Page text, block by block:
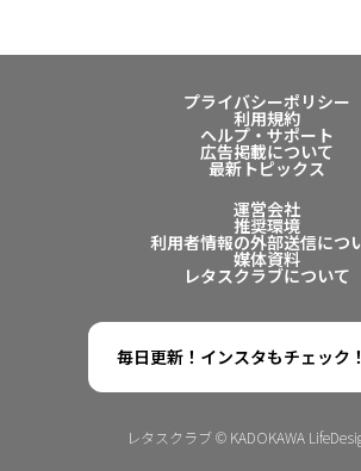
プライバシーポリシー
利用規約
ヘルプ・サポート
広告掲載について
最新トピックス
運営会社
推奨環境
利用者情報の外部送信につ
媒体資料
レタスクラブについて
毎日更新！インスタもチェック！
レタスクラブ © KADOKAWA